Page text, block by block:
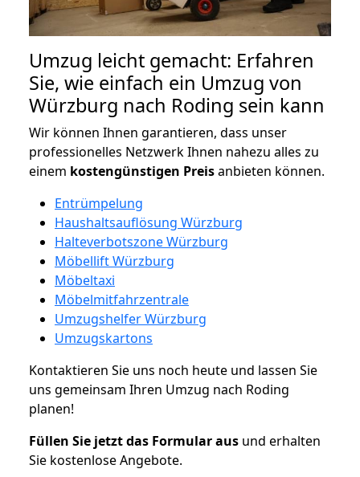
Umzug leicht gemacht: Erfahren
Sie, wie einfach ein Umzug von
Würzburg nach Roding sein kann
Wir können Ihnen garantieren, dass unser
professionelles Netzwerk Ihnen nahezu alles zu
einem kostengünstigen Preisanbieten können.
Entrümpelung
Haushaltsauflösung Würzburg
Halteverbotszone Würzburg
Möbellift Würzburg
Möbeltaxi
Möbelmitfahrzentrale
Umzugshelfer Würzburg
Umzugskartons
Kontaktieren Sie uns noch heute und lassen Sie
uns gemeinsam Ihren Umzug nach Roding
planen!
Füllen Sie jetzt das Formular aus und erhalten
Sie kostenlose Angebote.